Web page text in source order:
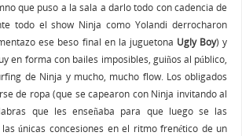
que puso a la sala a darlo todo con cadencia de
todo el show Ninja como Yolandi derrocharon
ese beso final en la juguetona Ugly Boy) y
en forma con bailes imposibles, guiños al público,
de Ninja y mucho, mucho flow. Los obligados
de ropa (que se capearon con Ninja invitando al
que les enseñaba para que luego se las
únicas concesiones en el ritmo frenético de un